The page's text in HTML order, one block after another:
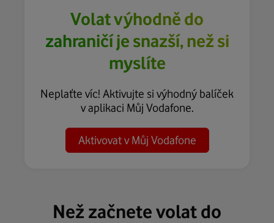
Volat výhodně do
zahraničí je snazší, než si
myslíte
Neplaťte víc! Aktivujte si výhodný balíček
v aplikaci Můj Vodafone.
Aktivovat v Můj Vodafone
Než začnete volat do